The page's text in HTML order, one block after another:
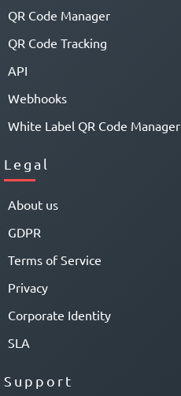
QR Code Manager
QR Code Tracking
API
Webhooks
White Label QR Code Manager
Legal
About us
GDPR
Terms of Service
Privacy
Corporate Identity
SLA
Support